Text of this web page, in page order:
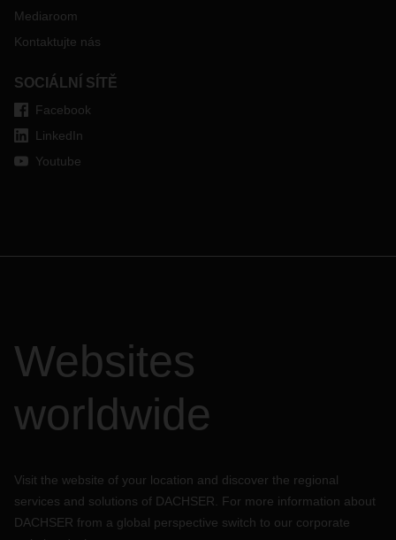
Mediaroom
Kontaktujte nás
SOCIÁLNÍ SÍTĚ
Facebook
LinkedIn
Youtube
Websites
worldwide
Visit the website of your location and discover the regional
services and solutions of DACHSER. For more information about
DACHSER from a global perspective switch to our corporate